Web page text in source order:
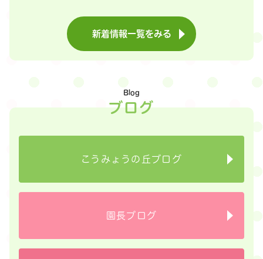
新着情報一覧をみる
Blog
ブログ
こうみょうの丘ブログ
園長ブログ